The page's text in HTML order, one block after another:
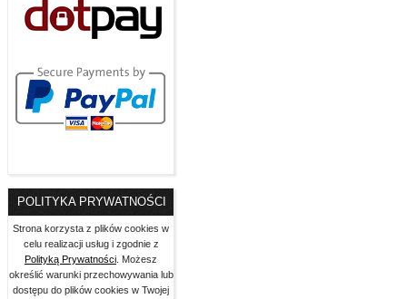
POLITYKA PRYWATNOŚCI
Strona korzysta z plików cookies w
celu realizacji usług i zgodnie z
Polityką Prywatności . Możesz
określić warunki przechowywania lub
dostępu do plików cookies w Twojej